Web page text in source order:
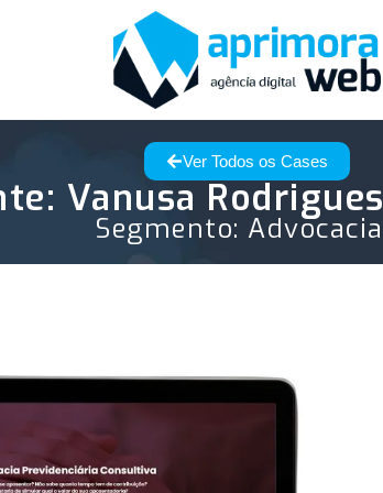
Vanusa
Ver Todos os Cases
Segmento: